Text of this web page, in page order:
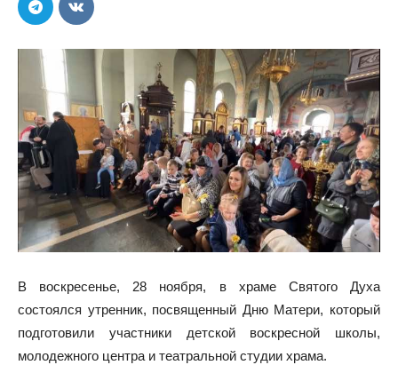
В воскресенье, 28 ноября, в храме Святого Духа
состоялся утренник, посвященный Дню Матери, который
подготовили участники детской воскресной школы,
молодежного центра и театральной студии храма.